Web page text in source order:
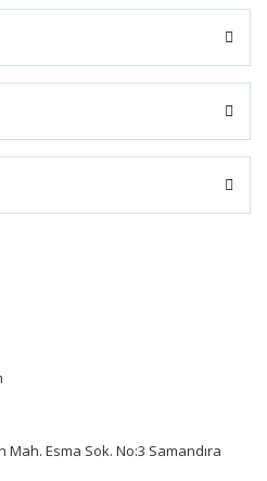
Mah. Esma Sok. No:3 Samandıra